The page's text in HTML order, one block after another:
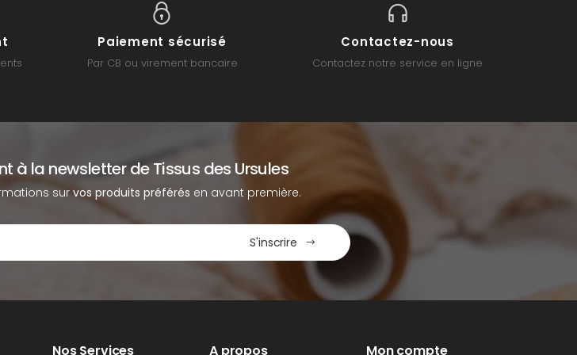
Paiement sécurisé
Par CB ou virement bancaire
Contactez-nous
Contactez notre service en ligne
à la newsletter de Tissus des Ursules
survos produits préférés en avant première.
S'inscrire
Nos Services A propos Mon compte